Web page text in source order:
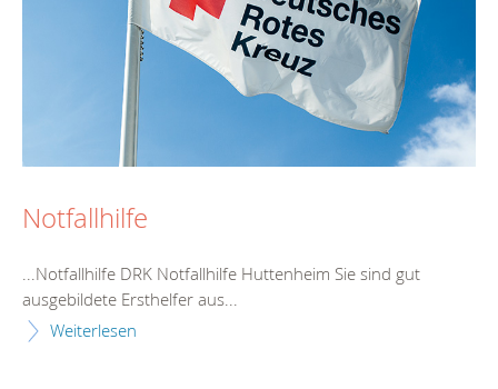
Notfallhilfe
...Notfallhilfe DRK Notfallhilfe Huttenheim Sie sind gut
ausgebildete Ersthelfer aus...
Weiterlesen